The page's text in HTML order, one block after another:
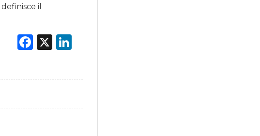
il
Facebook
X LinkedIn